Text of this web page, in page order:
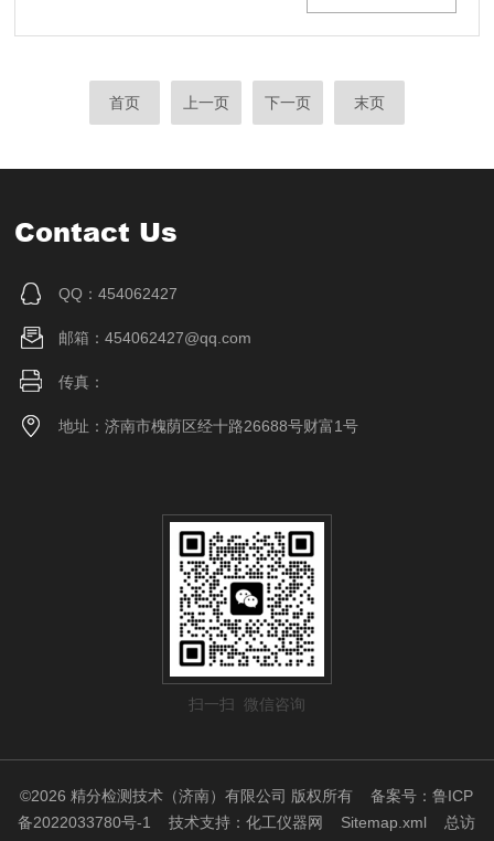
筑行业中的应用，主要体现在以下几个方面：1、砂浆生
首页 上一页 下一页 末页
Contact Us
QQ：454062427
邮箱：454062427@qq.com
传真：
地址：济南市槐荫区经十路26688号财富1号
扫一扫 微信咨询
©2026 精分检测技术（济南）有限公司 版权所有备案号：鲁ICP
备2022033780号-1
技术支持：化工仪器网 Sitemap.xml 总访